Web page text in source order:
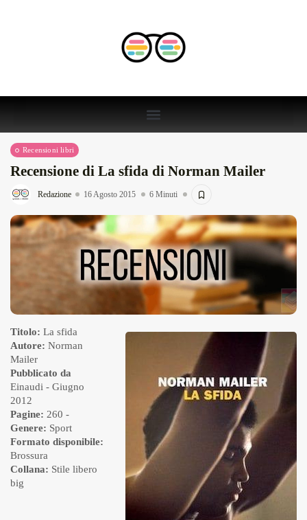
Recensioni libri
Recensione di La sfida di Norman Mailer
Redazione 16 Agosto 2015 6 Minuti
Titolo: La sfida
Autore: Norman
Mailer
Pubblicato da
Einaudi - Giugno
2012
Pagine: 260 -
Genere: Sport
Formato disponibile:
Brossura
Collana: Stile libero
big